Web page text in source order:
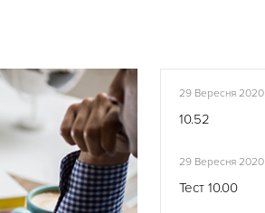
29 Вересня 2020
10.52
29 Вересня 2020
Тест 10.00